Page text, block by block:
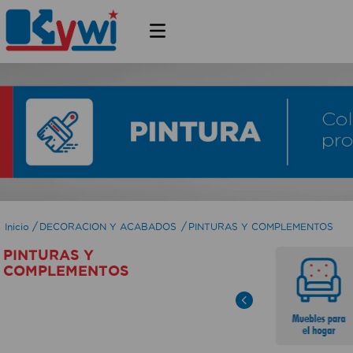
DECORACION Y ACABADOS PINTURAS Y COMPLEMENTOS
PINTURAS Y
COMPLEMENTOS